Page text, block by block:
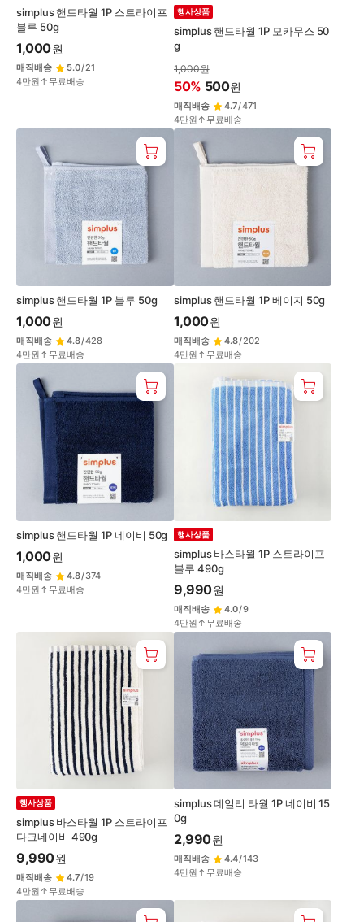
simplus 핸드타월 1P 스트라이프
블루 50g
1,000원
매직배송 5.0/21
4만원↑무료배송
simplus 핸드타월 1P 모카무스 50
g
행사상품
1,000원
50% 500원
매직배송 4.7/471
4만원↑무료배송
simplus 핸드타월 1P 블루 50g
1,000원
매직배송 4.8/428
4만원↑무료배송
simplus 핸드타월 1P 베이지 50g
1,000원
매직배송 4.8/202
4만원↑무료배송
simplus 핸드타월 1P 네이비 50g
1,000원
매직배송 4.8/374
4만원↑무료배송
simplus 바스타월 1P 스트라이프
블루 490g
행사상품
9,990원
매직배송 4.0/9
4만원↑무료배송
simplus 바스타월 1P 스트라이프
다크네이비 490g
행사상품
9,990원
매직배송 4.7/19
4만원↑무료배송
simplus 데일리 타월 1P 네이비 15
0g
2,990원
매직배송 4.4/143
4만원↑무료배송